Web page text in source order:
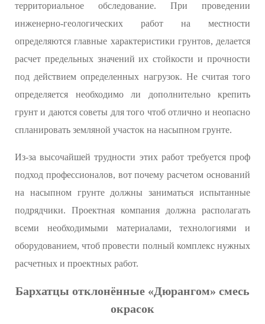
территориальное обследование. При проведении
инженерно-геологических работ на местности
определяются главные характеристики грунтов, делается
расчет предельных значений их стойкости и прочности
под действием определенных нагрузок. Не считая того
определяется необходимо ли дополнительно крепить
грунт и даются советы для того чтоб отлично и неопасно
спланировать земляной участок на насыпном грунте.
Из-за высочайшей трудности этих работ требуется проф
подход профессионалов, вот почему расчетом оснований
на насыпном грунте должны заниматься испытанные
подрядчики. Проектная компания должна располагать
всеми необходимыми материалами, технологиями и
оборудованием, чтоб провести полный комплекс нужных
расчетных и проектных работ.
Бархатцы отклонённые «Дюрангом» смесь
окрасок